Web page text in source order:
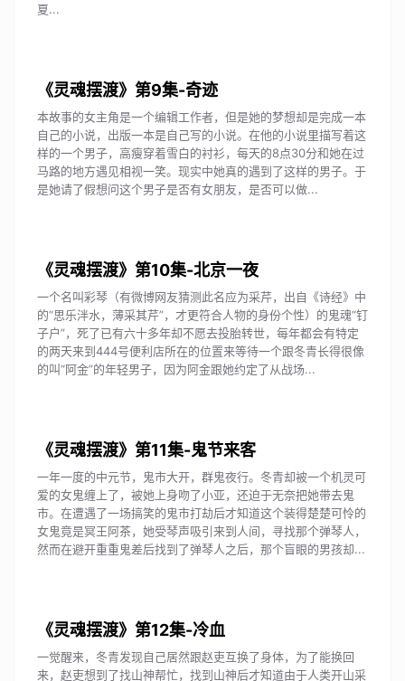
夏...
《灵魂摆渡》第9集-奇迹
本故事的女主角是一个编辑工作者，但是她的梦想却是完成一本
自己的小说，出版一本是自己写的小说。在他的小说里描写着这
样的一个男子，高瘦穿着雪白的衬衫，每天的8点30分和她在过
马路的地方遇见相视一笑。现实中她真的遇到了这样的男子。于
是她请了假想问这个男子是否有女朋友，是否可以做...
《灵魂摆渡》第10集-北京一夜
一个名叫彩琴（有微博网友猜测此名应为采芹，出自《诗经》中
的“思乐泮水，薄采其芹”，才更符合人物的身份个性）的鬼魂“钉
子户”，死了已有六十多年却不愿去投胎转世，每年都会有特定
的两天来到444号便利店所在的位置来等待一个跟冬青长得很像
的叫“阿金”的年轻男子，因为阿金跟她约定了从战场...
《灵魂摆渡》第11集-鬼节来客
一年一度的中元节，鬼市大开，群鬼夜行。冬青却被一个机灵可
爱的女鬼缠上了，被她上身吻了小亚，还迫于无奈把她带去鬼
市。在遭遇了一场搞笑的鬼市打劫后才知道这个装得楚楚可怜的
女鬼竟是冥王阿茶，她受琴声吸引来到人间，寻找那个弹琴人，
然而在避开重重鬼差后找到了弹琴人之后，那个盲眼的男孩却...
《灵魂摆渡》第12集-冷血
一觉醒来，冬青发现自己居然跟赵吏互换了身体，为了能换回
来，赵吏想到了找山神帮忙，找到山神后才知道由于人类开山采